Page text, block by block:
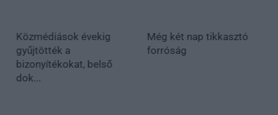
Közmédiások évekig
gyűjtötték a
bizonyítékokat, belső
dok...
Még két nap tikkasztó
forróság